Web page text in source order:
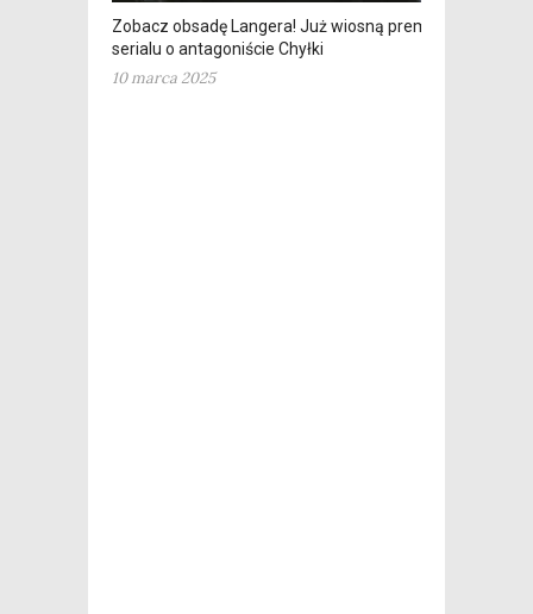
Zobacz obsadę Langera! Już wiosną premiera
serialu o antagoniście Chyłki
10 marca 2025